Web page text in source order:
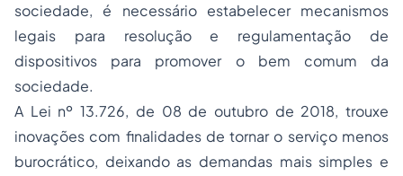
sociedade, é necessário estabelecer mecanismos
legais para resolução e regulamentação de
dispositivos para promover o bem comum da
sociedade.
A Lei nº 13.726, de 08 de outubro de 2018, trouxe
inovações com finalidades de tornar o serviço menos
burocrático, deixando as demandas mais simples e